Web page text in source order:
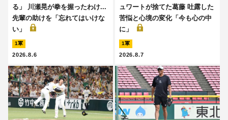
る」 川瀬晃が拳を握ったわけ...
先輩の助けを「忘れてはいけな
い」
1軍
2026.8.6
ュワートが捨てた葛藤 吐露した
苦悩と心境の変化「今も心の中
に」
1軍
2026.8.7